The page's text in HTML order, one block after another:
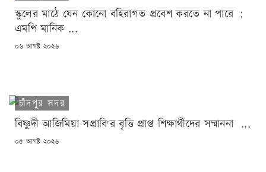
স্কুলের মাঠে যেন কোনো বহিরাগত প্রবেশ করতে না পারে :
এমপি মানিক ...
POSTED
০৬ আগষ্ট ২০২৬
চাঁদপুর সদর
বিষ্ণুদী আজিমিয়া সপ্রাবি'র বৃত্তি প্রাপ্ত শিক্ষার্থীদের সম্মাননা ...
POSTED
০৫ আগষ্ট ২০২৬